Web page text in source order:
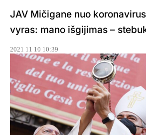
JAV Mičigane nuo
vyras: mano išgijimas –
2021 11 10 10:39